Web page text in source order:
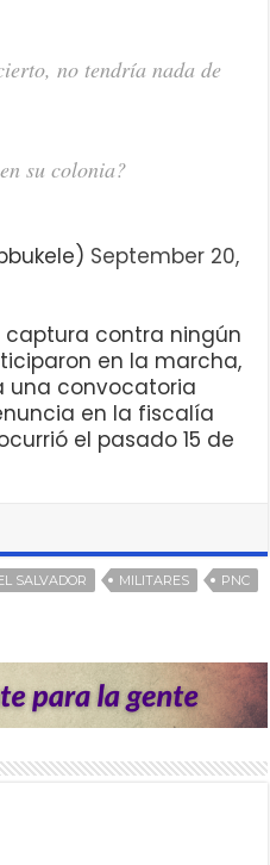
no tendría nada de
su colonia?
September 20,
captura contra ningún
en la marcha,
una convocatoria
en la fiscalía
el pasado 15 de
SALVADOR MILITARES
PNC